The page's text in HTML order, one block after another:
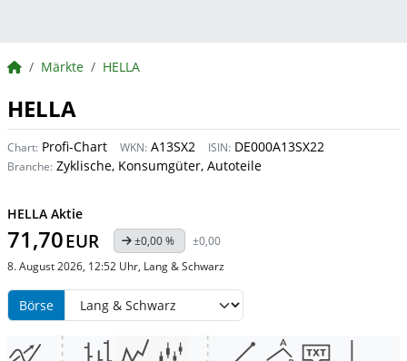
BörsenNEWS.de
Märkte HELLA
HELLA
Chart: Profi-Chart WKN: A13SX2 ISIN: DE000A13SX22
Branche: Zyklische, Konsumgüter, Autoteile
HELLA Aktie
71,70EUR ±0,00 %
±0,00
8. August 2026, 12:52 Uhr, Lang & Schwarz
Börse